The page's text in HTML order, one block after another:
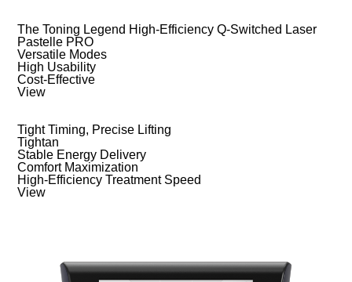
The Toning Legend High-Efficiency Q-Switched Laser
Pastelle PRO
Versatile Modes
High Usability
Cost-Effective
View
Tight Timing, Precise Lifting
Tightan
Stable Energy Delivery
Comfort Maximization
High-Efficiency Treatment Speed
View